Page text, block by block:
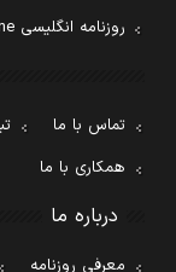
روزنامه انگلیسی Financial Tribune
تماس با ما
همکاری با ما
درباره ما
معرفی روزنامه